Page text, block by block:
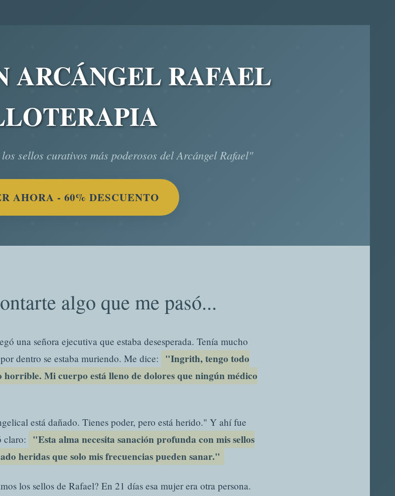
ARCÁNGEL RAFAEL
sellos curativos más poderosos del Arcángel Rafael"
AHORA - 60% DESCUENTO
algo que me pasó...
una señora ejecutiva que estaba desesperada. Tenía mucho
dentro se estaba muriendo. Me dice: "Ingrith, tengo todo
Mi cuerpo está lleno de dolores que ningún médico
está dañado. Tienes poder, pero está herido." Y ahí fue
claro: "Esta alma necesita sanación profunda con mis sellos
heridas que solo mis frecuencias pueden sanar."
los sellos de Rafael? En 21 días esa mujer era otra persona.